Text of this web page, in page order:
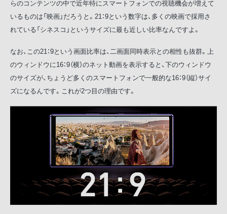
らのコンテンツの中で近年特にスマートフォンでの視聴機会が増えて
いるものは「映画」だろうと。21：9という数字は、多くの映画で採用さ
れている「シネスコ」というサイズに最も近しい比率なんですよ。
なお、この21：9という画面比率は、二画面同時表示との相性も抜群。上
のウィンドウに16：9（横）のネット動画を表示すると、下のウィンドウ
のサイズが、ちょうど多くのスマートフォンで一般的な16：9（縦）サイ
ズになるんです。これが2つ目の理由です。